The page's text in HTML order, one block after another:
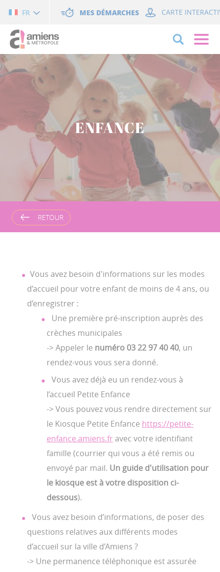
FR MES DÉMARCHES CARTE
ENFANCE
RETOUR
Vous avez besoin d'informations sur les modes
d’accueil pour votre enfant de moins de 4 ans, ou
d’enregistrer :
Une première pré-inscription auprès des
crèches municipales
-> Appeler le numéro 03 22 97 40 40, un
rendez-vous vous sera donné.
Vous avez déjà eu un rendez-vous à
l’accueil Petite Enfance
-> Vous pouvez vous rendre directement sur
le Kiosque Petite Enfance https://petite-
enfance.amiens.fravec votre identifiant
famille (courrier qui vous a été remis ou
envoyé par mail. Un guide d'utilisation pour
le kiosque est à votre disposition ci-
dessous).
Vous avez besoin d’informations, de poser des
questions relatives aux différents modes
d’accueil sur la ville d’Amiens ?
-> Une permanence téléphonique est assurée